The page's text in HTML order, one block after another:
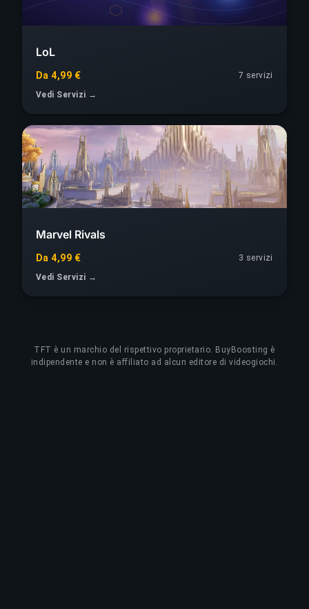
LoL
Da 4,99 €
7 servizi
Vedi Servizi →
Marvel Rivals
Da 4,99 €
3 servizi
Vedi Servizi →
TFT è un marchio del rispettivo proprietario. BuyBoosting è
indipendente e non è affiliato ad alcun editore di videogiochi.